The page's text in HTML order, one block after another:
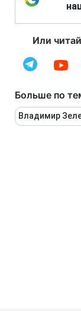
Или
Больше по
Владимир